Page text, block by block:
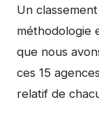
Un
méthodologie
que nous
ces 15
relatif de